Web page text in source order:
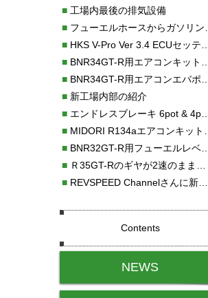
■工場内最後の排気設備
■フューエルホースからガソリン漏れ
■HKS V-Pro Ver 3.4 ECUセッティング
■BNR34GT-R用エアコンキット新発売！！
■BNR34GT-R用エアコンエバポレーターを新発売！！
■新工場内部の紹介
■エンドレスブレーキ 6pot & 4potオーバーホール
■MIDORI R134aエアコンキットタイプⅡ取り付け
■BNR32GT-R用フューエルレベルセンサー新発売！！
■Ｒ35GT-Rのギヤが2速のまま変速しない！！
■REVSPEED Channelさんに新社屋を紹介していただきました!!
Contents
NEWS